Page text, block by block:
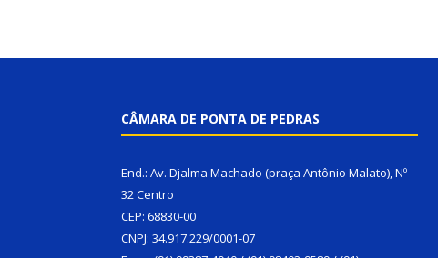
CÂMARA DE PONTA DE PEDRAS
End.: Av. Djalma Machado (praça Antônio Malato), Nº
32 Centro
CEP: 68830-00
CNPJ: 34.917.229/0001-07